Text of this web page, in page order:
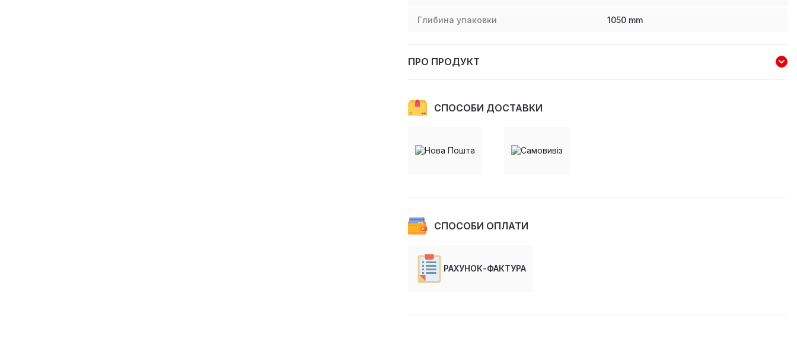
Глибина упаковки 1050 mm
ПРО ПРОДУКТ
СПОСОБИ ДОСТАВКИ
СПОСОБИ ОПЛАТИ
РАХУНОК-ФАКТУРА